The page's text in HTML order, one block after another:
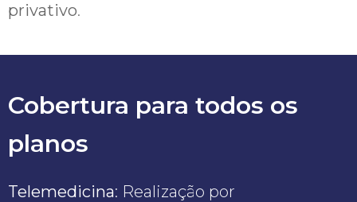
privativo.
Cobertura para todos os
planos
Telemedicina: Realização por